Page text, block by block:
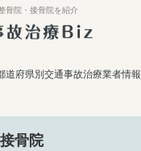
骨院・接骨院を紹介
道府県別交通事故治療業者情報
骨院